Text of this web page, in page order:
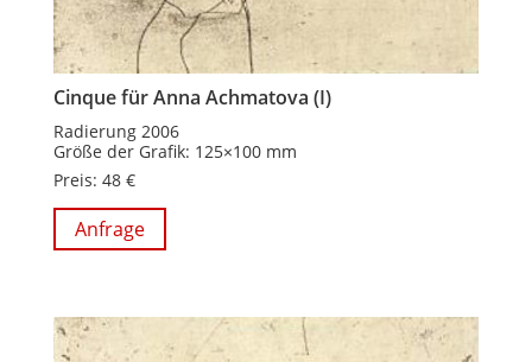
Cinque für Anna Achmatova (I)
Radierung 2006
Größe der Grafik: 125×100 mm
Preis: 48 €
Anfrage